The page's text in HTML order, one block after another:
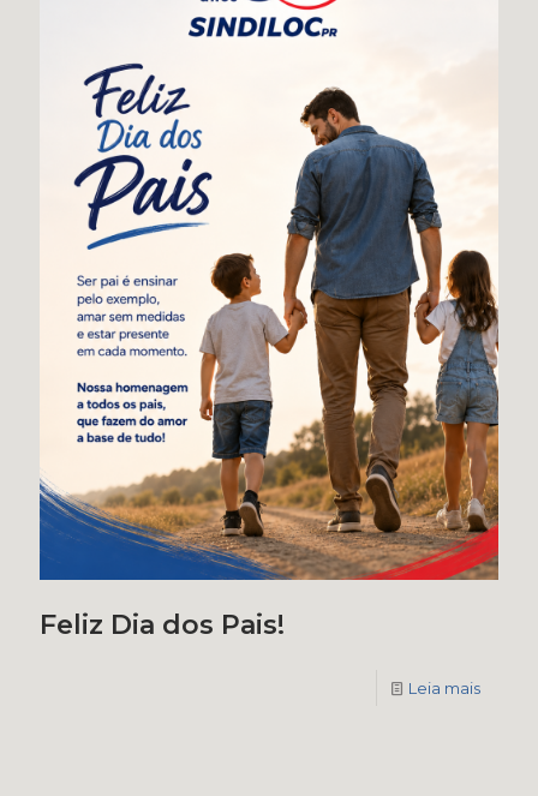
Feliz Dia dos Pais!
Leia mais